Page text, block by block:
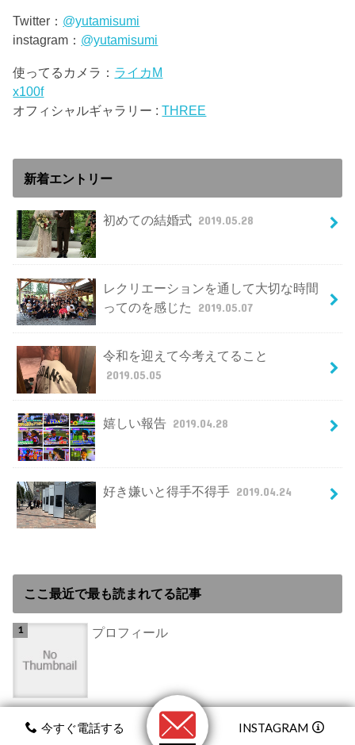
今すぐ電話する INSTAGRAM
Twitter： @yutamisumi
instagram： @yutamisumi
使ってるカメラ： ライカM
x100f
オフィシャルギャラリー :THREE
新着エントリー
初めての結婚式 2019.05.28
レクリエーションを通して大切な時間
ってのを感じた
2019.05.07
令和を迎えて今考えてること
2019.05.05
嬉しい報告 2019.04.28
好き嫌いと得手不得手 2019.04.24
ここ最近で最も読まれてる記事
プロフィール
モデニカナチュラル先行で使ってみた
よ！！